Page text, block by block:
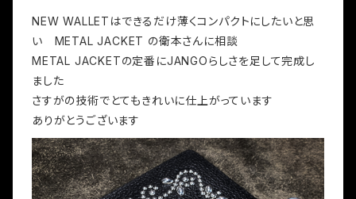
NEW WALLETはできるだけ薄くコンパクトにしたいと思
い METAL JACKET の衛本さんに相談
METAL JACKETの定番にJANGOらしさを足して完成し
ました
さすがの技術でとてもきれいに仕上がっています
ありがとうございます